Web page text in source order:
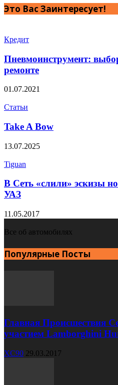
Это Вас Заинтересует!
Кредит
Пневмоинструмент:
ремонте
01.07.2021
Статьи
Take A Bow
13.07.2025
Tiguan
В Сеть «слили» эскизы
УАЗ
11.05.2017
Все об автомобилях
Популярные Посты
Главная Происшествия
участием Lamborghini
XC90 29.03.2017